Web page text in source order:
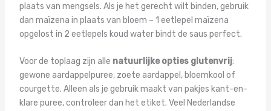
plaats van mengsels. Als je het gerecht wilt binden, gebruik
dan maïzena in plaats van bloem – 1 eetlepel maïzena
opgelost in 2 eetlepels koud water bindt de saus perfect.
Voor de toplaag zijn alle natuurlijke opties glutenvrij:
gewone aardappelpuree, zoete aardappel, bloemkool of
courgette. Alleen als je gebruik maakt van pakjes kant-en-
klare puree, controleer dan het etiket. Veel Nederlandse